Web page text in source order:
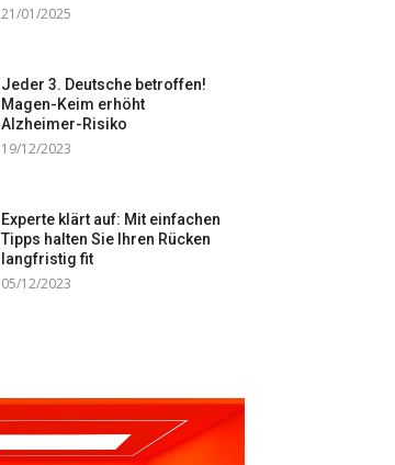
21/01/2025
Jeder 3. Deutsche betroffen!
Magen-Keim erhöht
Alzheimer-Risiko
19/12/2023
Experte klärt auf: Mit einfachen
Tipps halten Sie Ihren Rücken
langfristig fit
05/12/2023